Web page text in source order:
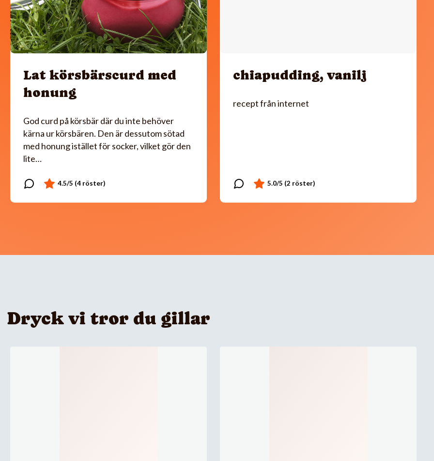
Lat körsbärscurd med
honung
God curd på körsbär där du inte behöver
kärna ur körsbären. Den är dessutom sötad
med honung istället för socker, vilket gör den
lite…
chiapudding, vanilj
recept från internet
Dryck vi tror du gillar